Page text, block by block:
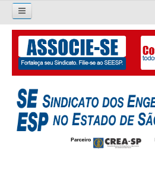
Pesquisar...
O SINDICATO
APRESENTAÇÃO
PALAVRA DO PRESIDENTE